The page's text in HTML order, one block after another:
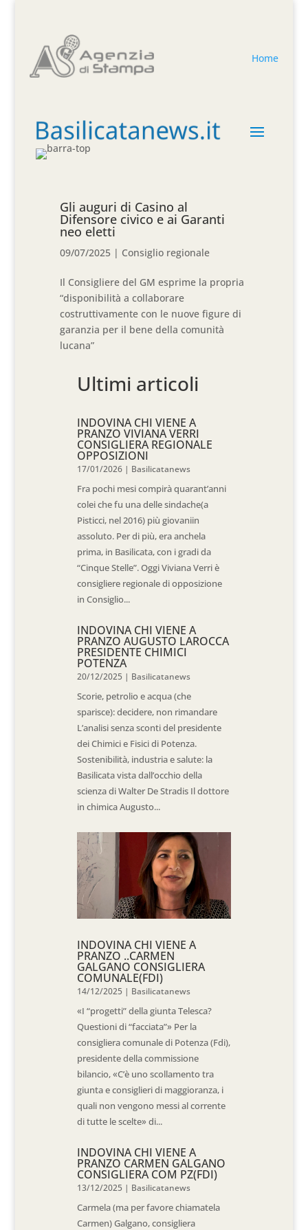
Home
Gli auguri di Casino al
Difensore civico e ai Garanti
neo eletti
09/07/2025 | Consiglio regionale
Il Consigliere del GM esprime la propria
“disponibilità a collaborare
costruttivamente con le nuove figure di
garanzia per il bene della comunità
lucana”
Ultimi articoli
INDOVINA CHI VIENE A
PRANZO VIVIANA VERRI
CONSIGLIERA REGIONALE
OPPOSIZIONI
17/01/2026 | Basilicatanews
Fra pochi mesi compirà quarant’anni
colei che fu una delle sindache(a
Pisticci, nel 2016) più giovaniin
assoluto. Per di più, era anchela
prima, in Basilicata, con i gradi da
“Cinque Stelle”. Oggi Viviana Verri è
consigliere regionale di opposizione
in Consiglio...
INDOVINA CHI VIENE A
PRANZO AUGUSTO LAROCCA
PRESIDENTE CHIMICI
POTENZA
20/12/2025 | Basilicatanews
Scorie, petrolio e acqua (che
sparisce): decidere, non rimandare
L’analisi senza sconti del presidente
dei Chimici e Fisici di Potenza.
Sostenibilità, industria e salute: la
Basilicata vista dall’occhio della
scienza di Walter De Stradis Il dottore
in chimica Augusto...
INDOVINA CHI VIENE A
PRANZO ..CARMEN
GALGANO CONSIGLIERA
COMUNALE(FDI)
14/12/2025 | Basilicatanews
«I “progetti” della giunta Telesca?
Questioni di “facciata”» Per la
consigliera comunale di Potenza (Fdi),
presidente della commissione
bilancio, «C’è uno scollamento tra
giunta e consiglieri di maggioranza, i
quali non vengono messi al corrente
di tutte le scelte» di...
INDOVINA CHI VIENE A
PRANZO CARMEN GALGANO
CONSIGLIERA COM PZ(FDI)
13/12/2025 | Basilicatanews
Carmela (ma per favore chiamatela
Carmen) Galgano, consigliera